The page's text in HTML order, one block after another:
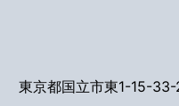
東京都国立市東1-15-